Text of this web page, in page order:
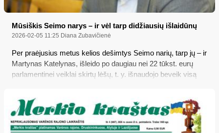
Mūsiškis Seimo narys – ir vėl tarp didžiausių išlaidūnų
2026-02-05 11:25 Diana Zubavičienė
Per praėjusius metus kelios dešimtys Seimo narių, tarp jų – ir
Martynas Katelynas, išleido po daugiau nei 22 tūkst. eurų
parlamentinei veiklai skirtų lėšų, t. y. išnaudojo beveik visą
suvenyrams ir kitoms prekėms bei paslaugoms, o iš viso
seimūnų parlamentinės išlaidos vos per vienerius metus
mokesčių mokėtojams kainavo daugiau nei 2,5 milijono
eurų...